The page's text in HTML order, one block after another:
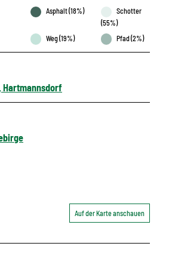
Asphalt (18%)
Schotter
(55%)
Weg (19%)
Pfad (2%)
Auf der Karte anschauen